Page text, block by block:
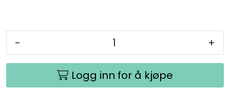
- +
Logg inn for å kjøpe